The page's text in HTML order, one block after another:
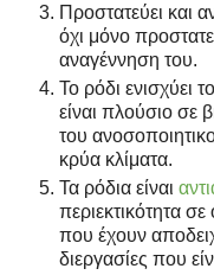
Προστατεύει και
όχι μόνο
αναγέννηση του.
Το ρόδι ενισχύει το
είναι πλούσιο σε
του
κρύα κλίματα.
Τα ρόδια είναι
περιεκτικότητα
που έχουν
διεργασίες που